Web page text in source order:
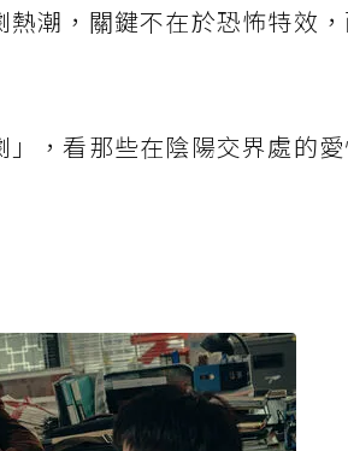
潮，關鍵不在於恐怖特效
，看那些在陰陽交界處的